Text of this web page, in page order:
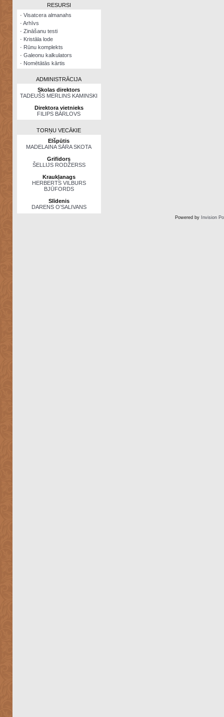
RESURSI
· Visatcera almanahs
· Arhīvs
· Zināšanu testi
· Kristāla lode
· Rūnu komplekts
· Galeonu kalkulators
· Nomētātās kārtis
ADMINISTRĀCIJA
Skolas direktors
TADEUŠS MERLINS KAMINSKI
Direktora vietnieks
FILIPS BĀRLOVS
TORŅU VECĀKIE
Elšpūtis
MADELAINA SĀRA SKOTA
Grifidors
ŠELLIJS RODŽERSS
Kraukļanags
HERBERTS VILBURS
BJŪFORDS
Slīdenis
DARENS O’SALIVANS
Powered by Invision